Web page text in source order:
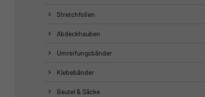
Stretchfolien
Abdeckhauben
Umreifungsbänder
Klebebänder
Beutel & Säcke